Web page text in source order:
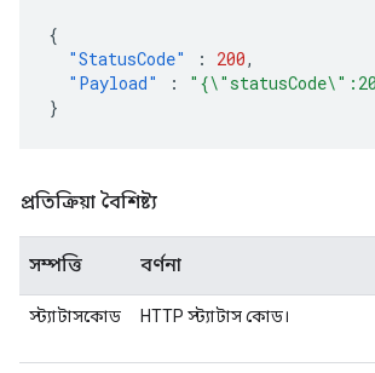
{
"StatusCode"
: 200,
"Payload"
:
}
প্রতিক্রিয়া বৈশিষ্ট্য
সম্পত্তি বর্ণনা
স্ট্যাটাসকোড HTTP স্ট্যাটাস কোড।